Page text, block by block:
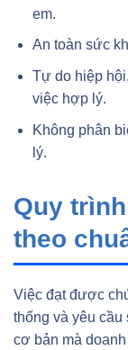
em.
An toàn sức
Tự do hiệp
việc hợp lý.
Không phân
lý.
Quy
theo
Việc đạt được
thống và yêu
cơ bản mà